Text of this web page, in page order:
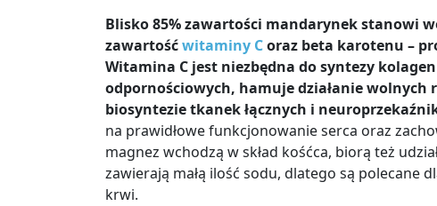
Blisko 85% zawartości mandarynek stanowi
zawartośćwitaminy Coraz beta karotenu –
Witamina C jest niezbędna do syntezy
odpornościowych, hamuje działanie
biosyntezie tkanek łącznych i
na prawidłowe funkcjonowanie serca oraz
magnez wchodzą w skład kośćca, biorą też
zawierają małą ilość sodu, dlatego są polecane
krwi.